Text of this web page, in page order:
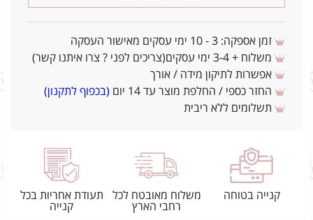
זמן אספקה: 3 - 10 ימי עסקים מאישור העסקה
משלוח + 3-4 ימי עסקים(צריכים לפני ? צרו איתנו קשר)
אפשרות לתיקון מידה / אורך
החזר כספי / החלפת מוצר עד 14 יום
(בכפוף לתקנון)
תשלומים ללא ריבית
קנייה בטוחה
משלוח מאובטח לכל
רחבי הארץ
תעודת אחריות בכל
קנייה